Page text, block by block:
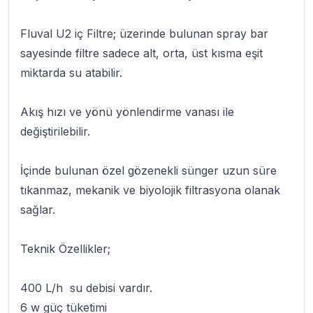
Fluval U2 iç Filtre; üzerinde bulunan spray bar
sayesinde filtre sadece alt, orta, üst kısma eşit
miktarda su atabilir.
Akış hızı ve yönü yönlendirme vanası ile
değiştirilebilir.
İçinde bulunan özel gözenekli sünger uzun süre
tıkanmaz, mekanik ve biyolojik filtrasyona olanak
sağlar.
Teknik Özellikler;
400 L/h su debisi vardır.
6 w güç tüketimi